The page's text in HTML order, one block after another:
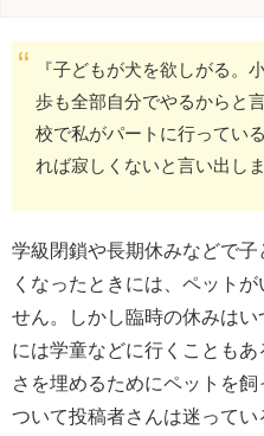
『子どもが犬を欲しがる。
歩も全部自分でやるからと
校で私がパートに行ってい
れば寂しくないと言い出し
学級閉鎖や長期休みなどで
くなったときには、ペット
せん。しかし臨時の休みは
には学童などに行くことも
さを埋めるためにペットを
ついて投稿者さんは迷って